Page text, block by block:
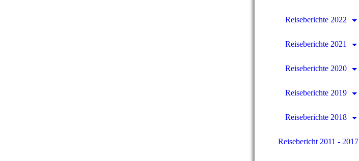
Reiseberichte 2022
Reiseberichte 2021
Reiseberichte 2020
Reiseberichte 2019
Reiseberichte 2018
Reisebericht 2011 - 2017